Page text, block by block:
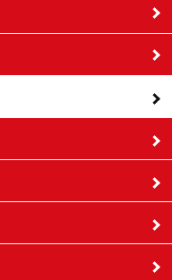
円
円